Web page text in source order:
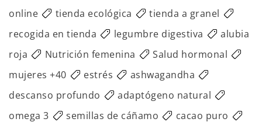
online
tienda ecológica
tienda a granel
recogida en tienda
legumbre digestiva
alubia
roja
Nutrición femenina
Salud hormonal
mujeres +40
estrés
ashwagandha
descanso profundo
adaptógeno natural
omega 3
semillas de cáñamo
cacao puro